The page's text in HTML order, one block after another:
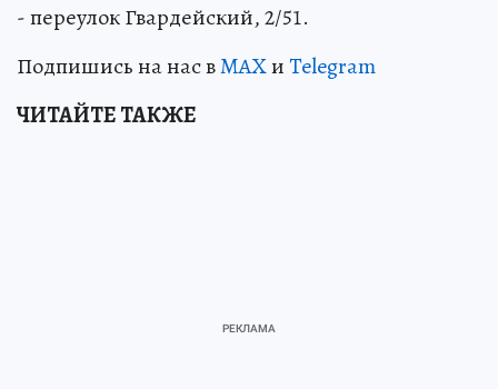
- переулок Гвардейский, 2/51.
Подпишись на нас вMAXиTelegram
ЧИТАЙТЕ ТАКЖЕ